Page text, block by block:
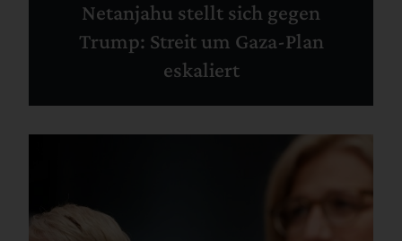
Netanjahu stellt sich gegen
Trump: Streit um Gaza-Plan
eskaliert